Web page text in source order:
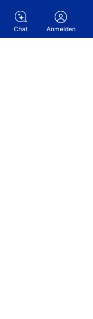
Chat Anmelden